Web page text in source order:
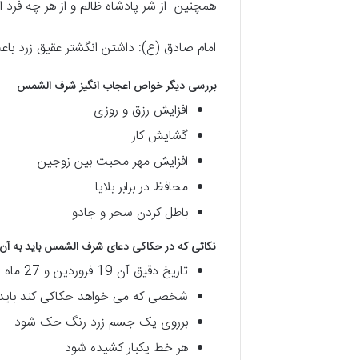
همچنین از شر پادشاه ظالم و از هر چه
امام صادق (ع): داشتن انگشتر عقیق زرد
بررسی دیگر خواص اعجاب انگیز شرف الشمس
افزایش رزق و روزی
گشایش کار
افزایش مهر محبت بین زوجین
محافظ در برابر بلایا
باطل کردن سحر و جادو
نکاتی که در حکاکی دعای شرف الشمس باید به
تاریخ دقیق آن 19 فروردین و 27 ماه رمضان از طلوع تا غروب خورشید است.
شخصی که می خواهد حکاکی کند
برروی یک جسم زرد رنگ حک شود
هر خط یکبار کشیده شود